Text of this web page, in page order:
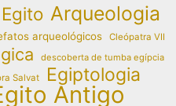
Arqueologia
arqueológicos Cleópatra VII
descoberta de tumba egípcia
Salvat Egiptologia
Antigo